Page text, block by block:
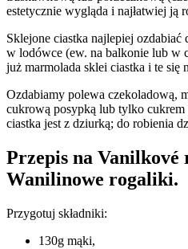
estetycznie wygląda i najłatwiej ją
Sklejone ciastka najlepiej
w lodówce (ew. na balkonie lub w
już marmolada sklei ciastka i te się
Ozdabiamy polewa czekoladową,
cukrową posypką lub tylko
ciastka jest z dziurką; do robienia
Przepis na Vanilkové
Wanilinowe rogaliki.
Przygotuj składniki:
130g mąki,